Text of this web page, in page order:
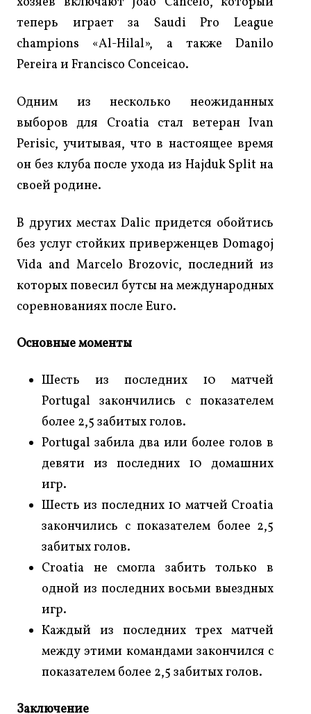
теперь играет за Saudi Pro League
champions «Al-Hilal», а также Danilo
Pereira и Francisco Conceicao.
Одним из несколько неожиданных
выборов для Croatia стал ветеран Ivan
Perisic, учитывая, что в настоящее время
он без клуба после ухода из Hajduk Split на
своей родине.
В других местах Dalic придется обойтись
без услуг стойких приверженцев Domagoj
Vida and Marcelo Brozovic, последний из
которых повесил бутсы на международных
соревнованиях после Euro.
Основные моменты
Шесть из последних 10 матчей
Portugal закончились с показателем
более 2,5 забитых голов.
Portugal забила два или более голов в
девяти из последних 10 домашних
игр.
Шесть из последних 10 матчей Croatia
закончились с показателем более 2,5
забитых голов.
Croatia не смогла забить только в
одной из последних восьми выездных
игр.
Каждый из последних трех матчей
между этими командами закончился с
показателем более 2,5 забитых голов.
Заключение